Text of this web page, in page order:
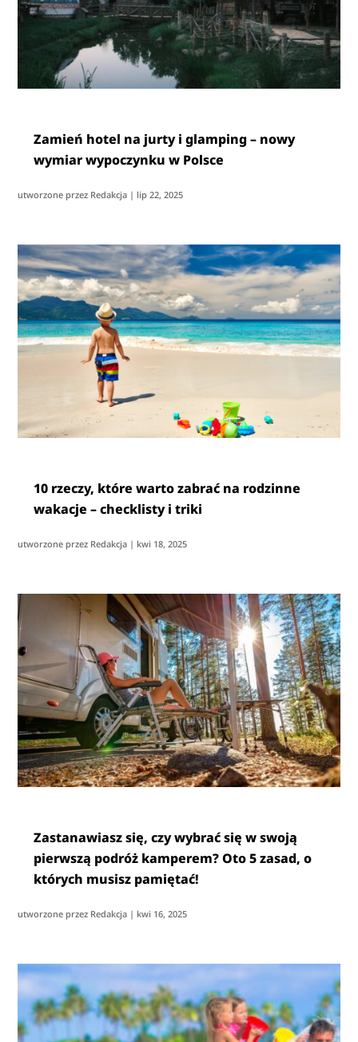
Zamień hotel na jurty i glamping – nowy
wymiar wypoczynku w Polsce
utworzone przez Redakcja | lip 22, 2025
10 rzeczy, które warto zabrać na rodzinne
wakacje – checklisty i triki
utworzone przez Redakcja | kwi 18, 2025
Zastanawiasz się, czy wybrać się w swoją
pierwszą podróż kamperem? Oto 5 zasad, o
których musisz pamiętać!
utworzone przez Redakcja | kwi 16, 2025